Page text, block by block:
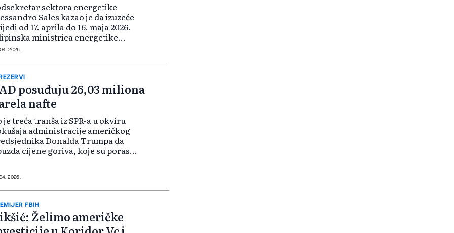
sektora energetike
Sales kazao je da izuzeće
od 17. aprila do 16. maja 2026.
ministrica energetike
Garin izjavila je da njena
Sjedinjene Države odo...
2026.
posuđuju 26,03 miliona
nafte
je treća tranša iz SPR-a u okviru
administracije američkog
Donalda Trumpa da
cijene goriva, koje su porasle
onima kojima su dodijelje...
2026.
FBIH
Želimo američke